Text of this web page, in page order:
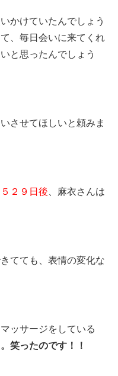
かけていたんでしょう
、毎日会いに来てくれ
と思ったんでしょう
させてほしいと頼みま
２９日後 、麻衣さんは
てても、表情の変化な
ッサージをしている
笑ったのです！！